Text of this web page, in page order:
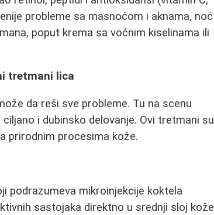
probleme sa masnoćom i aknama, noć
poput krema sa voćnim kiselinama ili
tretmani lica
da reši sve probleme. Tu na scenu
ciljano i dubinsko delovanje. Ovi tretmani su
prirodnim procesima kože.
podrazumeva mikroinjekcije koktela
sastojaka direktno u srednji sloj kože